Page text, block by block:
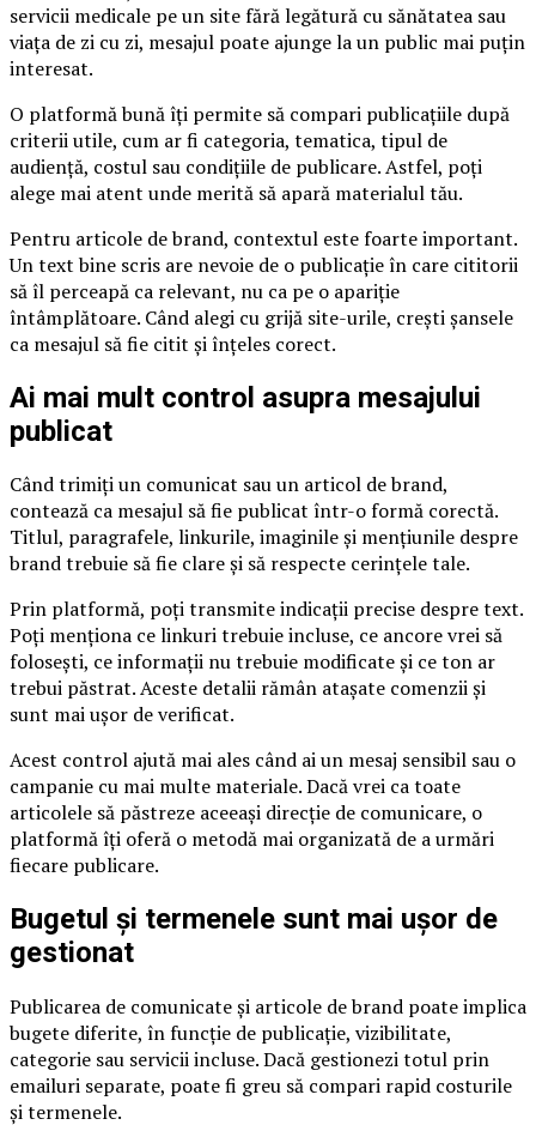
servicii medicale pe un site fără legătură cu sănătatea sau
viața de zi cu zi, mesajul poate ajunge la un public mai puțin
interesat.
O platformă bună îți permite să compari publicațiile după
criterii utile, cum ar fi categoria, tematica, tipul de
audiență, costul sau condițiile de publicare. Astfel, poți
alege mai atent unde merită să apară materialul tău.
Pentru articole de brand, contextul este foarte important.
Un text bine scris are nevoie de o publicație în care cititorii
să îl perceapă ca relevant, nu ca pe o apariție
întâmplătoare. Când alegi cu grijă site-urile, crești șansele
ca mesajul să fie citit și înțeles corect.
Ai mai mult control asupra mesajului
publicat
Când trimiți un comunicat sau un articol de brand,
contează ca mesajul să fie publicat într-o formă corectă.
Titlul, paragrafele, linkurile, imaginile și mențiunile despre
brand trebuie să fie clare și să respecte cerințele tale.
Prin platformă, poți transmite indicații precise despre text.
Poți menționa ce linkuri trebuie incluse, ce ancore vrei să
folosești, ce informații nu trebuie modificate și ce ton ar
trebui păstrat. Aceste detalii rămân atașate comenzii și
sunt mai ușor de verificat.
Acest control ajută mai ales când ai un mesaj sensibil sau o
campanie cu mai multe materiale. Dacă vrei ca toate
articolele să păstreze aceeași direcție de comunicare, o
platformă îți oferă o metodă mai organizată de a urmări
fiecare publicare.
Bugetul și termenele sunt mai ușor de
gestionat
Publicarea de comunicate și articole de brand poate implica
bugete diferite, în funcție de publicație, vizibilitate,
categorie sau servicii incluse. Dacă gestionezi totul prin
emailuri separate, poate fi greu să compari rapid costurile
și termenele.